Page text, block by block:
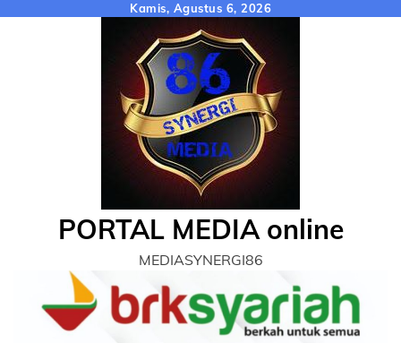
Kamis, Agustus 6, 2026
PORTAL MEDIA online
MEDIASYNERGI86